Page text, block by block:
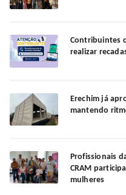
Contribuintes
realizar
Erechim já
mantendo
Profissionais
CRAM
mulheres